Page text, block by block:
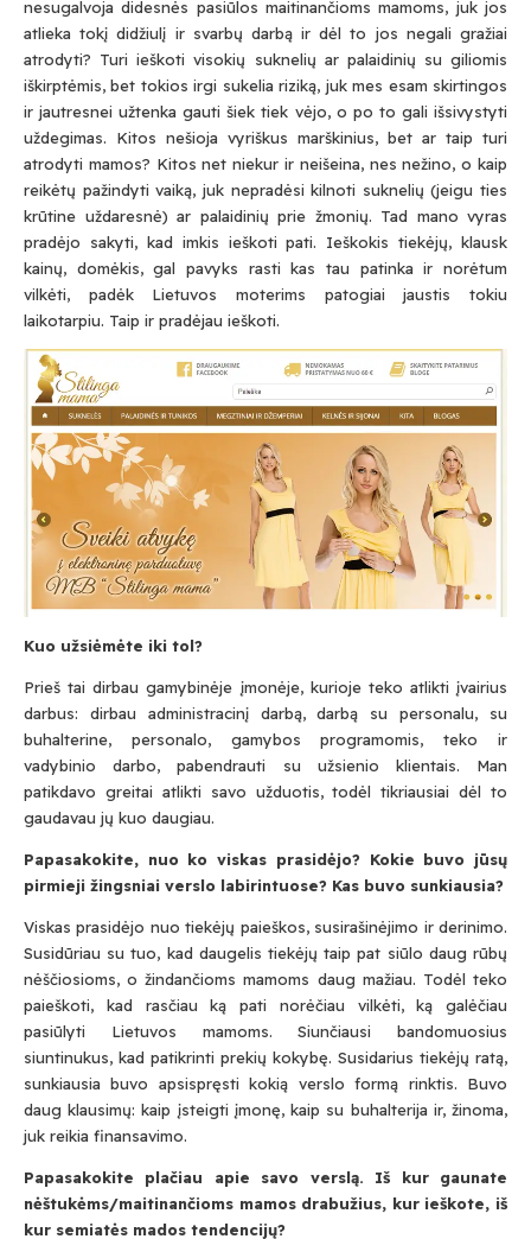
nesugalvoja didesnės pasiūlos maitinančioms mamoms, juk jos
atlieka tokį didžiulį ir svarbų darbą ir dėl to jos negali gražiai
atrodyti? Turi ieškoti visokių suknelių ar palaidinių su giliomis
iškirptėmis, bet tokios irgi sukelia riziką, juk mes esam skirtingos
ir jautresnei užtenka gauti šiek tiek vėjo, o po to gali išsivystyti
uždegimas. Kitos nešioja vyriškus marškinius, bet ar taip turi
atrodyti mamos? Kitos net niekur ir neišeina, nes nežino, o kaip
reikėtų pažindyti vaiką, juk nepradėsi kilnoti suknelių (jeigu ties
krūtine uždaresnė) ar palaidinių prie žmonių. Tad mano vyras
pradėjo sakyti, kad imkis ieškoti pati. Ieškokis tiekėjų, klausk
kainų, domėkis, gal pavyks rasti kas tau patinka ir norėtum
vilkėti, padėk Lietuvos moterims patogiai jaustis tokiu
laikotarpiu. Taip ir pradėjau ieškoti.
Kuo užsiėmėte iki tol?
Prieš tai dirbau gamybinėje įmonėje, kurioje teko atlikti įvairius
darbus: dirbau administracinį darbą, darbą su personalu, su
buhalterine, personalo, gamybos programomis, teko ir
vadybinio darbo, pabendrauti su užsienio klientais. Man
patikdavo greitai atlikti savo užduotis, todėl tikriausiai dėl to
gaudavau jų kuo daugiau.
Papasakokite, nuo ko viskas prasidėjo? Kokie buvo jūsų
pirmieji žingsniai verslo labirintuose? Kas buvo sunkiausia?
Viskas prasidėjo nuo tiekėjų paieškos, susirašinėjimo ir derinimo.
Susidūriau su tuo, kad daugelis tiekėjų taip pat siūlo daug rūbų
nėščiosioms, o žindančioms mamoms daug mažiau. Todėl teko
paieškoti, kad rasčiau ką pati norėčiau vilkėti, ką galėčiau
pasiūlyti Lietuvos mamoms. Siunčiausi bandomuosius
siuntinukus, kad patikrinti prekių kokybę. Susidarius tiekėjų ratą,
sunkiausia buvo apsispręsti kokią verslo formą rinktis. Buvo
daug klausimų: kaip įsteigti įmonę, kaip su buhalterija ir, žinoma,
juk reikia finansavimo.
Papasakokite plačiau apie savo verslą. Iš kur gaunate
nėštukėms/maitinančioms mamos drabužius, kur ieškote, iš
kur semiatės mados tendencijų?